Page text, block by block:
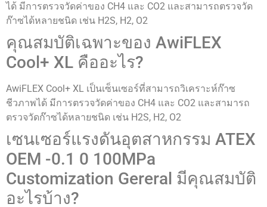
ได้ มีการตรวจวัดค่าของ CH4 และ CO2 และสามารถตรวจวัด
ก๊าซได้หลายชนิด เช่น H2S, H2, O2
คุณสมบัติเฉพาะของ AwiFLEX
Cool+ XL คืออะไร?
AwiFLEX Cool+ XL เป็นเซ็นเซอร์ที่สามารถวิเคราะห์ก๊าซ
ชีวภาพได้ มีการตรวจวัดค่าของ CH4 และ CO2 และสามารถ
ตรวจวัดก๊าซได้หลายชนิด เช่น H2S, H2, O2
เซนเซอร์แรงดันอุตสาหกรรม ATEX
OEM -0.1 0 100MPa
Customization Gereral มีคุณสมบัติ
อะไรบ้าง?